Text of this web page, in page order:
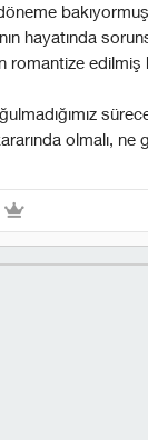
hayatında
romantize
olmalı,